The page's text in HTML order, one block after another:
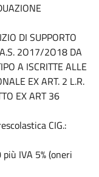
DI SUPPORTO
2O17/2O18 DA
A ISCRITTE ALLE
EX ART. 2 L.R.
EX ART 36
CIG.:
più IVA 5% (oneri